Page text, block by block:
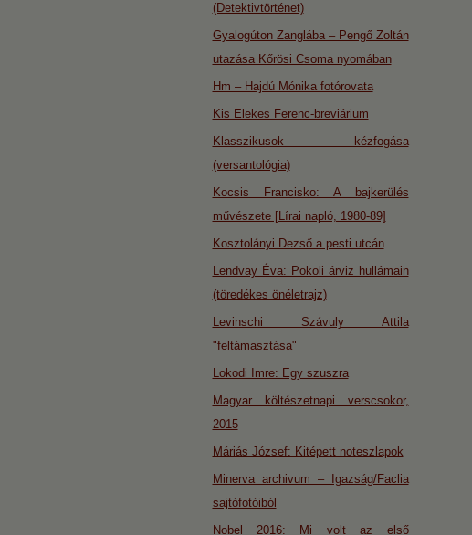
(Detektivtörténet)
Gyalogúton Zanglába – Pengő Zoltán
utazása Kőrösi Csoma nyomában
Hm – Hajdú Mónika fotórovata
Kis Elekes Ferenc-breviárium
Klasszikusok kézfogása
(versantológia)
Kocsis Francisko: A bajkerülés
művészete [Lírai napló, 1980-89]
Kosztolányi Dezső a pesti utcán
Lendvay Éva: Pokoli árviz hullámain
(töredékes önéletrajz)
Levinschi Szávuly Attila
"feltámasztása"
Lokodi Imre: Egy szuszra
Magyar költészetnapi verscsokor,
2015
Máriás József: Kitépett noteszlapok
Minerva archivum – Igazság/Faclia
sajtófotóiból
Nobel 2016: Mi volt az első